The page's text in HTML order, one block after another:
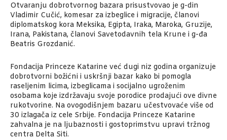
Otvaranju dobrotvornog bazara prisustvovao je g-din
Vladimir Cučić, komesar za izbeglice i migracije, članovi
diplomatskog kora Meksika, Egipta, Iraka, Maroka, Gruzije,
Irana, Pakistana, članovi Savetodavnih tela Krune i g-đa
Beatris Grozdanić.
Fondacija Princeze Katarine već dugi niz godina organizuje
dobrotvorni božićni i uskršnji bazar kako bi pomogla
raseljenim licima, izbeglicama i socijalno ugroženim
osobama koje izdržavaju svoje porodice prodajući ove divne
rukotvorine. Na ovogodišnjem bazaru učestvovaće više od
30 izlagača iz cele Srbije. Fondacija Princeze Katarine
zahvalna je na ljubaznosti i gostoprimstvu upravi tržnog
centra Delta Siti.